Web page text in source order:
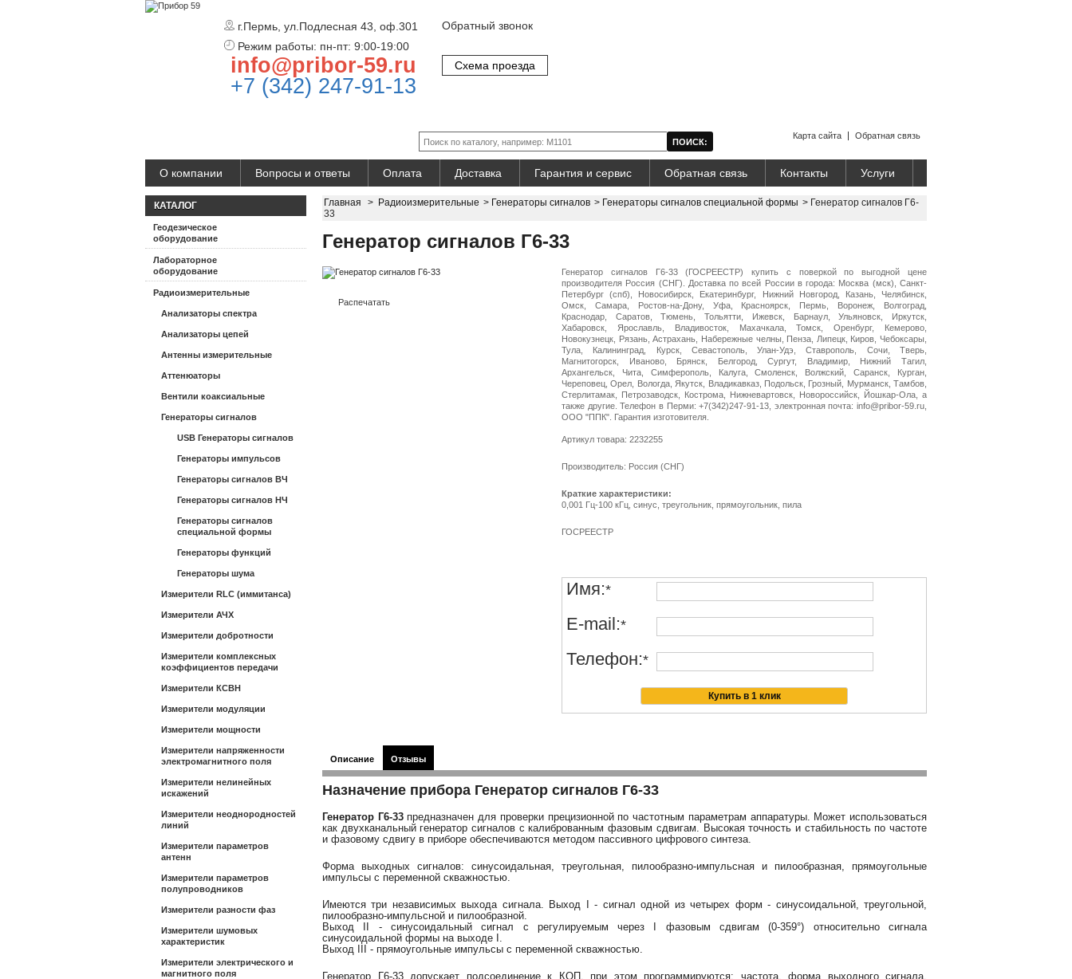
г.Пермь, ул.Подлесная 43, оф.301
Режим работы: пн-пт: 9:00-19:00
info@pribor-59.ru
+7 (342) 247-91-13
Обратный звонок
Схема проезда
Обратная связь
Карта сайта
О компании Вопросы и ответы Оплата Доставка Гарантия и сервис Обратная связь Контакты Услуги
КАТАЛОГ
Геодезическое
оборудование
Лабораторное
оборудование
Радиоизмерительные
Анализаторы спектра
Анализаторы цепей
Антенны измерительные
Аттенюаторы
Вентили коаксиальные
Генераторы сигналов
USB Генераторы сигналов
Генераторы импульсов
Генераторы сигналов ВЧ
Генераторы сигналов НЧ
Генераторы сигналов
специальной формы
Генераторы функций
Генераторы шума
Измерители RLC (иммитанса)
Измерители АЧХ
Измерители добротности
Измерители комплексных
коэффициентов передачи
Измерители КСВН
Измерители модуляции
Измерители мощности
Измерители напряженности
электромагнитного поля
Измерители нелинейных
искажений
Измерители неоднородностей
линий
Измерители параметров
антенн
Измерители параметров
полупроводников
Измерители разности фаз
Измерители шумовых
характеристик
Измерители электрического и
магнитного поля
Главная > Радиоизмерительные > Генераторы сигналов > Генераторы сигналов специальной формы > Генератор сигналов Г6-
33
Генератор сигналов Г6-33
Распечатать
Генератор сигналов Г6-33 (ГОСРЕЕСТР) купить с поверкой по выгодной цене
производителя Россия (СНГ). Доставка по всей России в города: Москва (мск), Санкт-
Петербург (спб), Новосибирск, Екатеринбург, Нижний Новгород, Казань, Челябинск,
Омск, Самара, Ростов-на-Дону, Уфа, Красноярск, Пермь, Воронеж, Волгоград,
Краснодар, Саратов, Тюмень, Тольятти, Ижевск, Барнаул, Ульяновск, Иркутск,
Хабаровск, Ярославль, Владивосток, Махачкала, Томск, Оренбург, Кемерово,
Новокузнецк, Рязань, Астрахань, Набережные челны, Пенза, Липецк, Киров, Чебоксары,
Тула, Калининград, Курск, Севастополь, Улан-Удэ, Ставрополь, Сочи, Тверь,
Магнитогорск, Иваново, Брянск, Белгород, Сургут, Владимир, Нижний Тагил,
Архангельск, Чита, Симферополь, Калуга, Смоленск, Волжский, Саранск, Курган,
Череповец, Орел, Вологда, Якутск, Владикавказ, Подольск, Грозный, Мурманск, Тамбов,
Стерлитамак, Петрозаводск, Кострома, Нижневартовск, Новороссийск, Йошкар-Ола, а
также другие. Телефон в Перми: +7(342)247-91-13, электронная почта: info@pribor-59.ru,
ООО "ППК". Гарантия изготовителя.
Артикул товара: 2232255
Производитель: Россия (СНГ)
Краткие характеристики:
0,001 Гц-100 кГц, синус, треугольник, прямоугольник, пила
ГОСРЕЕСТР
Имя:*
E-mail:*
Телефон:*
Описание Отзывы
Назначение прибора Генератор сигналов Г6-33
Генератор Г6-33предназначен для проверки прецизионной по частотным параметрам аппаратуры. Может использоваться
как двухканальный генератор сигналов с калиброванным фазовым сдвигам. Высокая точность и стабильность по частоте
и фазовому сдвигу в приборе обеспечиваются методом пассивного цифрового синтеза.
Форма выходных сигналов: синусоидальная, треугольная, пилообразно-импульсная и пилообразная, прямоугольные
импульсы с переменной скважностью.
Имеются три независимых выхода сигнала. Выход I - сигнал одной из четырех форм - синусоидальной, треугольной,
пилообразно-импульсной и пилообразной.
Выход II - синусоидальный сигнал с регулируемым через I фазовым сдвигам (0-359°) относительно сигнала
синусоидальной формы на выходе I.
Выход III - прямоугольные импульсы с переменной скважностью.
Генератор Г6-33 допускает подсоединение к КОП, при этом программируются: частота, форма выходного сигнала,